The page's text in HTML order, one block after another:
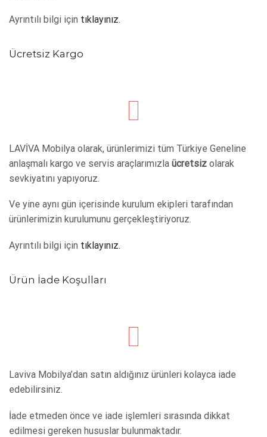
Ayrıntılı bilgi için tıklayınız.
Ücretsiz Kargo
LAVİVA Mobilya olarak, ürünlerimizi tüm Türkiye Geneline
anlaşmalı kargo ve servis araçlarımızla ücretsiz olarak
sevkiyatını yapıyoruz.
Ve yine aynı gün içerisinde kurulum ekipleri tarafından
ürünlerimizin kurulumunu gerçekleştiriyoruz.
Ayrıntılı bilgi için tıklayınız.
Ürün İade Koşulları
Laviva Mobilya’dan satın aldığınız ürünleri kolayca iade
edebilirsiniz.
İade etmeden önce ve iade işlemleri sırasında dikkat
edilmesi gereken hususlar bulunmaktadır.